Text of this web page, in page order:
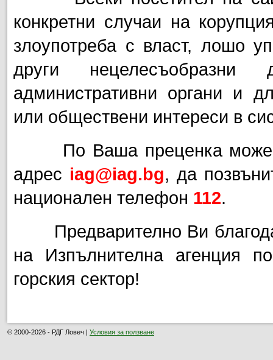
конкретни случаи на
злоупотреба с власт, лошо
други
административни органи и
или обществени интереси в
По Ваша преценка може
адрес iag@iag.bg, да
национален телефон 112.
Предварително Ви
на Изпълнителна агенция
горския сектор!
© 2000-2026 - РДГ Ловеч | Условия за ползване